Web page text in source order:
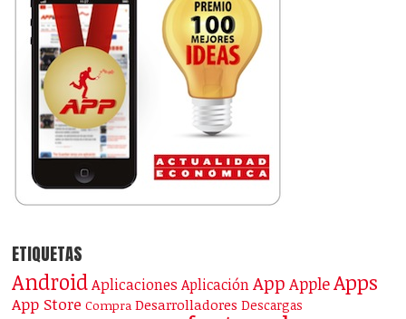
ETIQUETAS
Android Aplicaciones Aplicación App AppleApps
App Store Compra Desarrolladores Descargas